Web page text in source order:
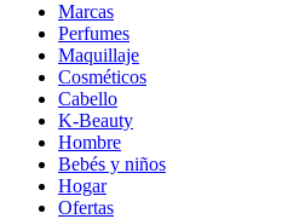
Marcas
Perfumes
Maquillaje
Cosméticos
Cabello
K-Beauty
Hombre
Bebés y niños
Hogar
Ofertas